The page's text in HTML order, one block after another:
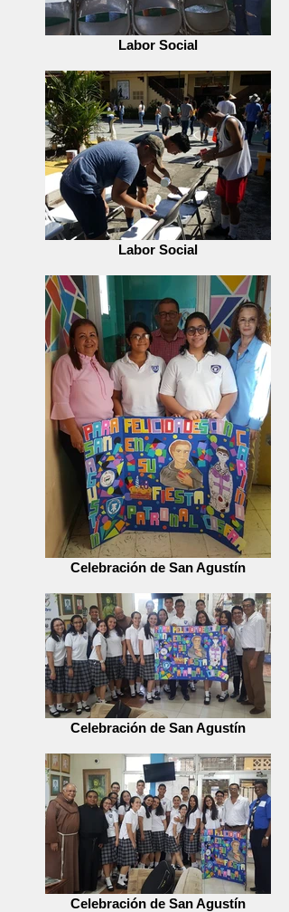
Labor Social
Labor Social
Celebración de San Agustín
Celebración de San Agustín
Celebración de San Agustín